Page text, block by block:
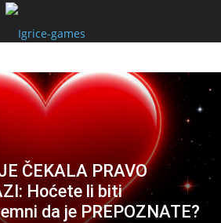
ČEKALA PRAVO
Hoćete li biti
da je PREPOZNATE?